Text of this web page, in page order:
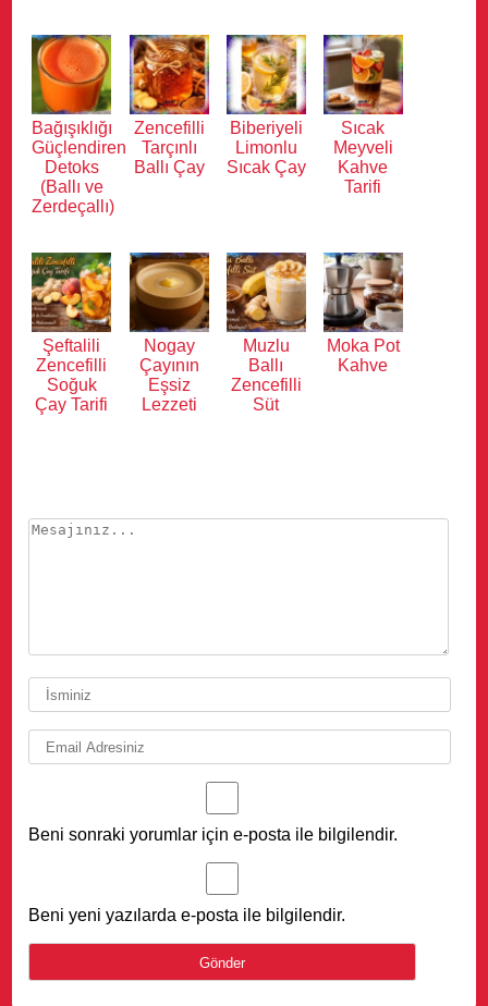
Bağışıklığı
Güçlendiren
Detoks
(Ballı ve
Zerdeçallı)
Zencefilli
Tarçınlı
Ballı Çay
Biberiyeli
Limonlu
Sıcak Çay
Sıcak
Meyveli
Kahve
Tarifi
Şeftalili
Zencefilli
Soğuk
Çay Tarifi
Nogay
Çayının
Eşsiz
Lezzeti
Muzlu
Ballı
Zencefilli
Süt
Moka Pot
Kahve
Beni sonraki yorumlar için e-posta ile bilgilendir.
Beni yeni yazılarda e-posta ile bilgilendir.